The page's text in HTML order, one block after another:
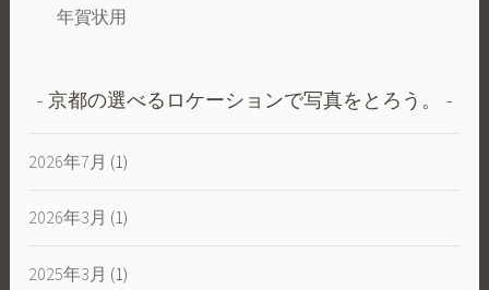
年賀状用
京都の選べるロケーションで写真をとろう。
2026年7月 (1)
2026年3月 (1)
2025年3月 (1)